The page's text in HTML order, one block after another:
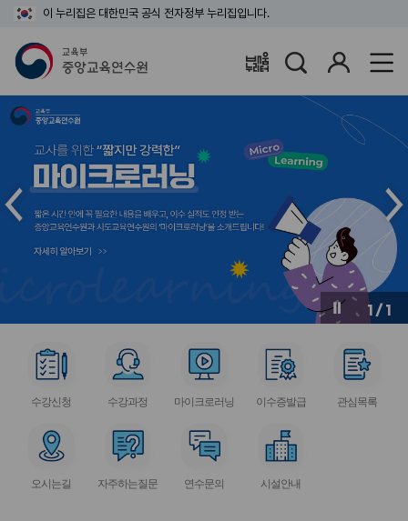
이 누리집은 대한민국 공식 전자정부 누리집입니다.
배움누리터
1 / 1
인
버
메
인
슬
라
드
다
음
버
서
스
이
콘
수강신청
서
스
이
콘
수강과정
서
스
이
콘
마이크로러닝
서
스
이
콘
이수증발급
서
스
관심목록
서
스
오시는길
서
스
자주하는질문
서
스
연수문의
서
스
시설안내